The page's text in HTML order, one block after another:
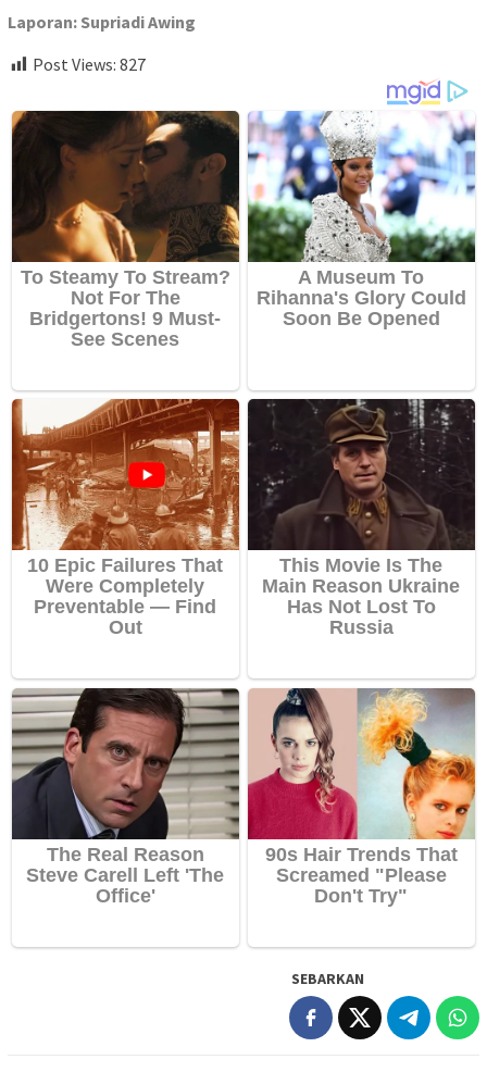
Laporan: Supriadi Awing
Post Views: 827
SEBARKAN